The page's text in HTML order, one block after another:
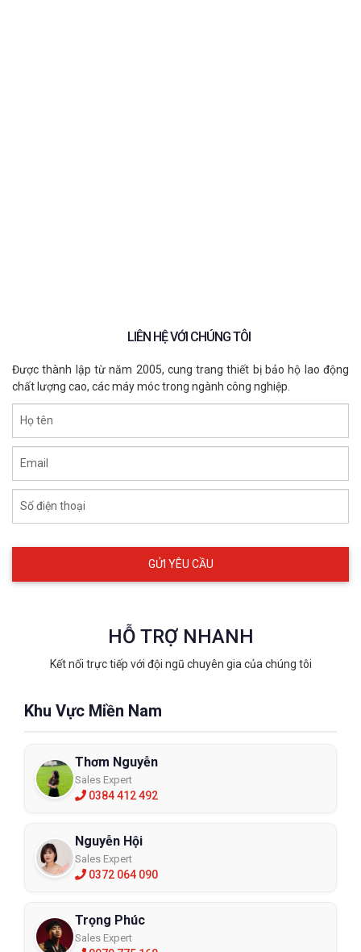
LIÊN HỆ VỚI CHÚNG TÔI
Được thành lập từ năm 2005, cung trang thiết bị bảo hộ lao động
chất lượng cao, các máy móc trong ngành công nghiệp.
Họ tên
Email
Số điện thoại
HỖ TRỢ NHANH
Kết nối trực tiếp với đội ngũ chuyên gia của chúng tôi
Khu Vực Miền Nam
Thơm Nguyễn
Sales Expert
0384 412 492
Nguyễn Hội
Sales Expert
0372 064 090
Trọng Phúc
Sales Expert